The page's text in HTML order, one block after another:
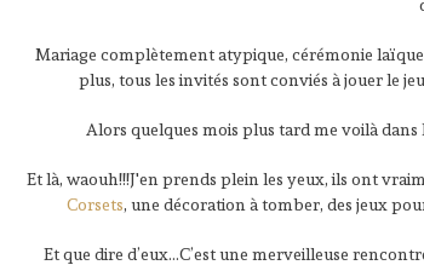
Mariage complètement atypique, cérémonie
plus, tous les invités sont conviés à jouer le
Alors quelques mois plus tard me voilà
Et là, waouh!!!J'en prends plein les yeux, ils ont
Corsets, une décoration à tomber, des jeux
Et que dire d’eux…C’est une merveilleuse